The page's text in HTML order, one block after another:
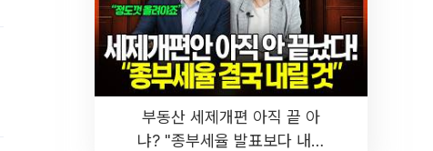
부동산 세제개편 아직 끝 아
냐? "종부세율 발표보다 내릴